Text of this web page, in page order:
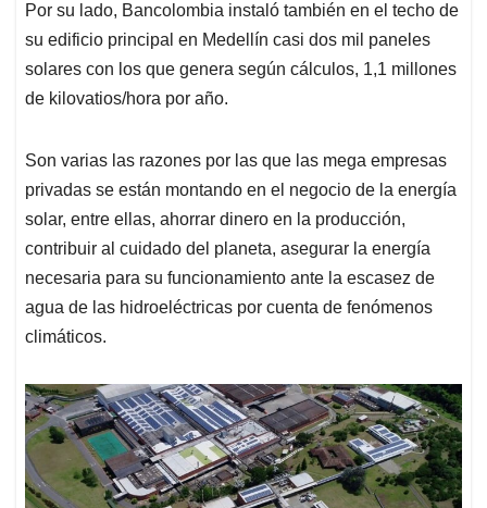
Por su lado, Bancolombia instaló también en el techo de
su edificio principal en Medellín casi dos mil paneles
solares con los que genera según cálculos, 1,1 millones
de kilovatios/hora por año.
Son varias las razones por las que las mega empresas
privadas se están montando en el negocio de la energía
solar, entre ellas, ahorrar dinero en la producción,
contribuir al cuidado del planeta, asegurar la energía
necesaria para su funcionamiento ante la escasez de
agua de las hidroeléctricas por cuenta de fenómenos
climáticos.